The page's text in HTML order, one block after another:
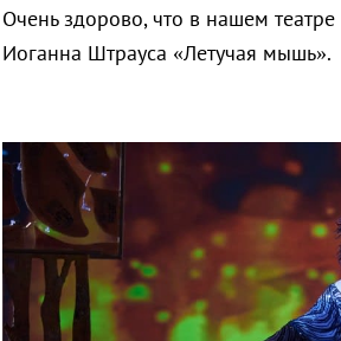
Очень здорово, что в нашем
Иоганна Штрауса «Летучая мышь».